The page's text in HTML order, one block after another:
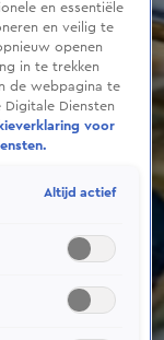
en essentiële
en veilig te
openen
in te trekken
de webpagina te
Digitale Diensten
voor
Altijd actief